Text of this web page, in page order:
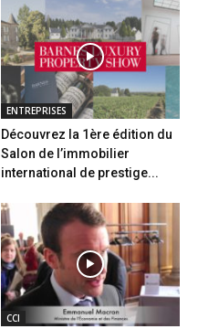
ENTREPRISES
Découvrez la 1ère édition du
Salon de l’immobilier
international de prestige...
CCI